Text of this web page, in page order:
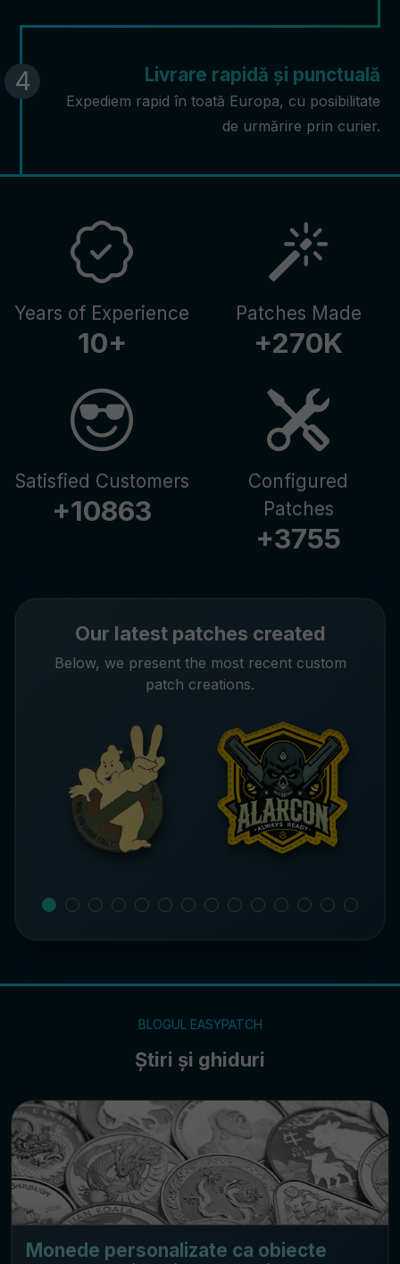
Livrare rapidă și punctuală
Expediem rapid în toată Europa, cu posibilitate
de urmărire prin curier.
Years of Experience
10+
Patches Made
+270K
Satisfied Customers
+10863
Configured
Patches
+3755
Our latest patches created
Below, we present the most recent custom
patch creations.
BLOGUL EASYPATCH
Știri și ghiduri
Monede personalizate ca obiecte